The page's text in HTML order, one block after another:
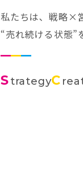
私たちは、戦略×
“売れ続ける状態”
S trategyC